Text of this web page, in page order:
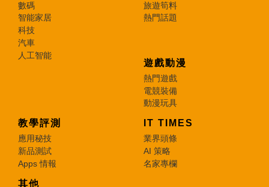
數碼
智能家居
科技
汽車
人工智能
旅遊筍料
熱門話題
遊戲動漫
熱門遊戲
電競裝備
動漫玩具
教學評測
應用秘技
新品測試
Apps 情報
IT TIMES
業界頭條
AI 策略
名家專欄
其他